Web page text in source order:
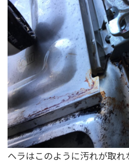
ヘラはこのように汚れが取